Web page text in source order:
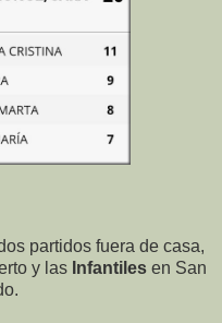
partidos fuera de casa,
y las Infantilesen San